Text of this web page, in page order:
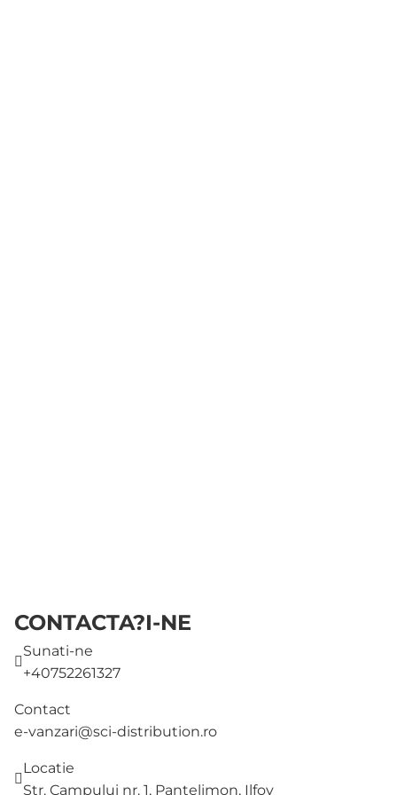
CONTACTA?I-NE
Sunati-ne
+40752261327
Contact
e-vanzari@sci-distribution.ro
Locatie
Str. Campului nr. 1, Pantelimon, Ilfov